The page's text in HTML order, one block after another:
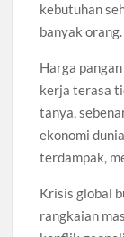
kebutuhan
banyak orang.
Harga
kerja terasa
tanya,
ekonomi
terdampak,
Krisis global
rangkaian